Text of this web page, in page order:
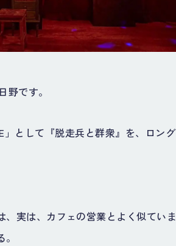
野です。
」として『脱走兵と群衆』を、ロン
実は、カフェの営業とよく似ていま